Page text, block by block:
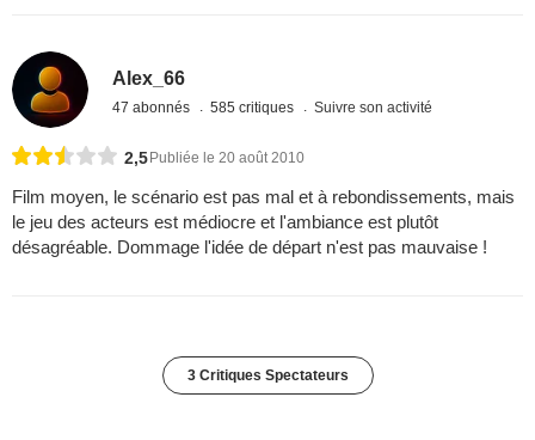
Alex_66
47 abonnés 585 critiques Suivre son activité
2,5Publiée le 20 août 2010
Film moyen, le scénario est pas mal et à rebondissements, mais
le jeu des acteurs est médiocre et l'ambiance est plutôt
désagréable. Dommage l'idée de départ n'est pas mauvaise !
3 Critiques Spectateurs